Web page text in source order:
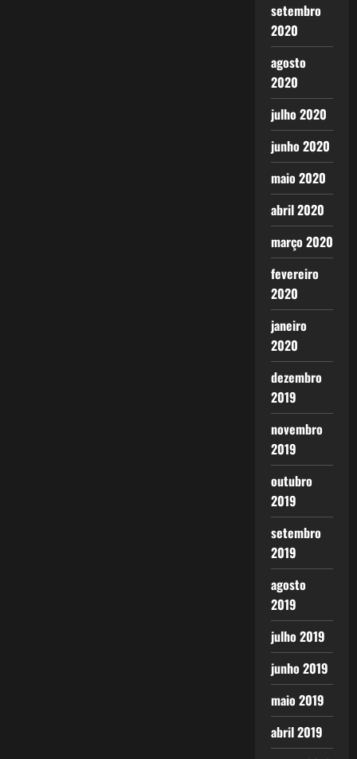
setembro
2020
agosto
2020
julho 2020
junho 2020
maio 2020
abril 2020
março 2020
fevereiro
2020
janeiro
2020
dezembro
2019
novembro
2019
outubro
2019
setembro
2019
agosto
2019
julho 2019
junho 2019
maio 2019
abril 2019